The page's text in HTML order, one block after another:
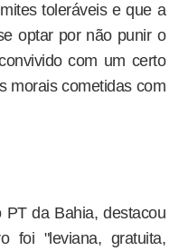
toleráveis e que a
optar por não punir o
com um certo
morais cometidas com
PT da Bahia, destacou
foi "leviana, gratuita,